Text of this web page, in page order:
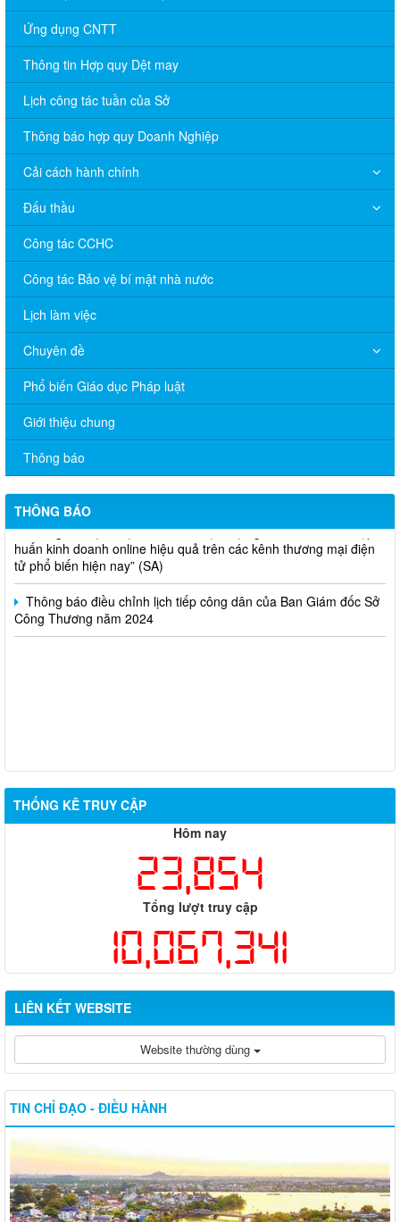
Ứng dụng CNTT
Thông tin Hợp quy Dệt may
Lịch công tác tuần của Sở
Thông báo hợp quy Doanh Nghiệp
Cải cách hành chính
Đấu thầu
Công tác CCHC
Công tác Bảo vệ bí mật nhà nước
Lịch làm việc
Chuyên đề
Phổ biến Giáo dục Pháp luật
Giới thiệu chung
Thông báo
THÔNG BÁO
V/v đề nghị báo cáo hệ thống phân phối, nhãn hiệu hàng hóa
và hoạt động mua bán khí trên địa bàn tỉnh năm 2025 (nhắc lần
Thông báo lựa chọn nhà thầu thực hiện gói thầu: “tổ chức tập
huấn kinh doanh online hiệu quả trên các kênh thương mại điện
tử phổ biến hiện nay” (SA)
Thông báo điều chỉnh lịch tiếp công dân của Ban Giám đốc Sở
Công Thương năm 2024
THỐNG KÊ TRUY CẬP
Hôm nay
23,854
Tổng lượt truy cập
10,067,341
LIÊN KẾT WEBSITE
Website thường dùng
TIN CHỈ ĐẠO - ĐIỀU HÀNH